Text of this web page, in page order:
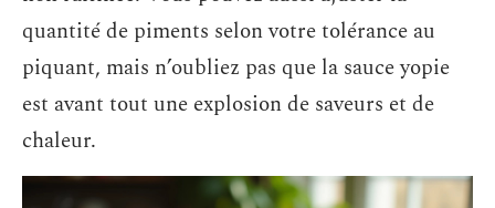
quantité de piments selon votre tolérance au
piquant, mais n’oubliez pas que la sauce yopie
est avant tout une explosion de saveurs et de
chaleur.